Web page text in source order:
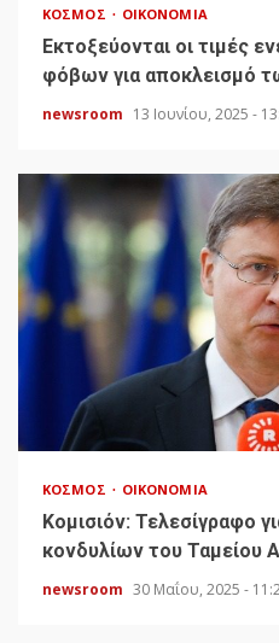
ΚΌΣΜΟΣ ΟΙΚΟΝΟΜΊΑ
Εκτοξεύονται οι τιμές
φόβων για αποκλεισμό
newsroom 13 Ιουνίου, 2025 -
ΚΌΣΜΟΣ ΟΙΚΟΝΟΜΊΑ
Κομισιόν: Τελεσίγραφο
κονδυλίων του Ταμείου
newsroom 30 Μαΐου, 2025 -